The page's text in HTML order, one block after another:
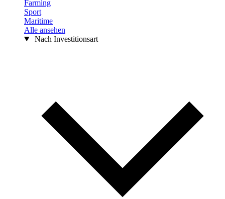
Farming
Sport
Maritime
Alle ansehen
Nach Investitionsart